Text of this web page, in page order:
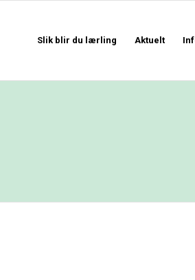
Slik blir du lærling Aktuelt